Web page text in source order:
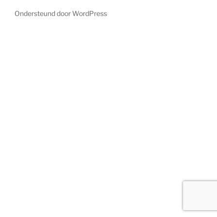
Ondersteund door WordPress